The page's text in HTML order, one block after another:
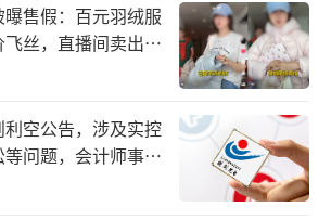
，2024年欧洲杯顶级赞助商门
万到5000万欧元（约3.1亿元
续的广告宣发等营销，也会是
售假：百元羽绒服
丝，直播间卖出超
空公告，涉及实控
问题，会计师事务
”